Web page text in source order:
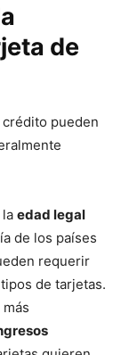
de
pueden
edad legal
de los países
requerir
de tarjetas.